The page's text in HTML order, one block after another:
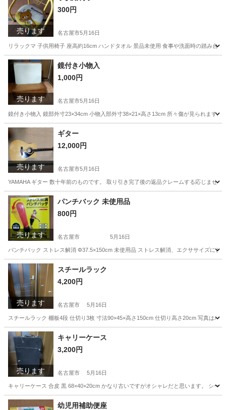
売ります
300円
名古屋市5月16日
リラックマ 子供用椅子 座高約16cm ハンドタオル 景品未使用 食事や洗面時の踏み台
愛知 名古屋市 ベビー用品
売ります
鏡付き小物入
1,000円
名古屋市5月16日
鏡付き小物入 鏡部外寸23×34cm 小物入部外寸38×21×高さ13cm 所々傷が見られます
愛知 名古屋市
売ります
ギター
12,000円
名古屋市5月16日
YAMAHA ギター 数十年前のものです。 取り引き完了後の返品クレームする応じませ
愛知 名古屋市 弦楽器、ギター
売ります
パンチバック 未使用品
800円
名古屋市 5月16日
パンチバック ストレス解消 Φ37.5×150cm 未使用品 ストレス解消、エクササイズに
愛知 名古屋市 フィットネス、トレーニング
売ります
スチールラック
4,200円
名古屋市 5月16日
スチールラック 棚板4段 仕切り3枚 寸法90×45×高さ150cm 仕切り高さ20cm 写真は
愛知 名古屋市 家具
売ります
キャリーケース
3,200円
名古屋市 5月16日
キャリーケース 合皮 黒 68×40×20cm かなり古いですがオシャレだと思います。 シー
愛知 名古屋市 バッグ キャリー
幼児用補助便座